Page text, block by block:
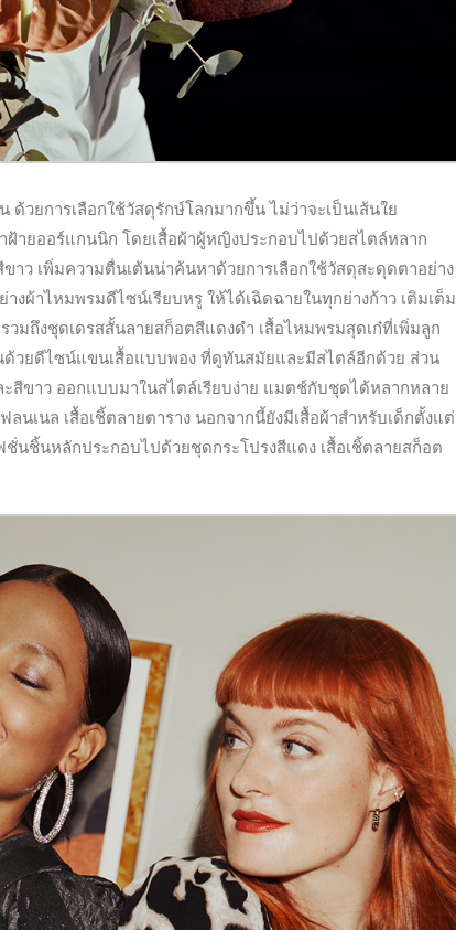
วยการเลือกใช้วัสดุรักษ์โลกมากขึ้น ไม่ว่าจะเป็นเส้นใย
ฝ้ายออร์แกนนิก โดยเสื้อผ้าผู้หญิงประกอบไปด้วยสไตล์หลาก
ว เพิ่มความตื่นเต้นน่าค้นหาด้วยการเลือกใช้วัสดุสะดุดตาอย่าง
งผ้าไหมพรมดีไซน์เรียบหรู ให้ได้เฉิดฉายในทุกย่างก้าว เติมเต็ม
มถึงชุดเดรสสั้นลายสก็อตสีแดงดำ เสื้อไหมพรมสุดเก๋ที่เพิ่มลูก
ด้วยดีไซน์แขนเสื้อแบบพอง ที่ดูทันสมัยและมีสไตล์อีกด้วย ส่วน
สีขาว ออกแบบมาในสไตล์เรียบง่าย แมตช์กับชุดได้หลากหลาย
นเนล เสื้อเชิ้ตลายตาราง นอกจากนี้ยังมีเสื้อผ้าสำหรับเด็กตั้งแต่
นชิ้นหลักประกอบไปด้วยชุดกระโปรงสีแดง เสื้อเชิ้ตลายสก็อต